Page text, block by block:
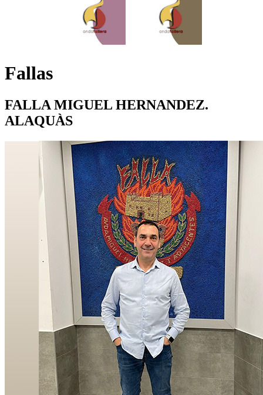
Fallas
FALLA MIGUEL HERNANDEZ.
ALAQUÀS